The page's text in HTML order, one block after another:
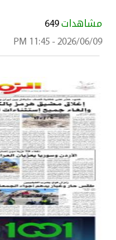
مشاهدات 649
2026/06/09 - 11:45 PM